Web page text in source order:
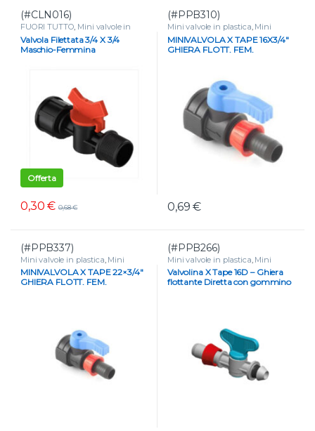
(#CLN016)
FUORI TUTTO, Mini valvole in
plastica ,Mini valvole portagomma
e tape,VALVOLE
Valvola Filettata 3/4 X 3/4
Maschio-Femmina
Offerta
0,30€ 0,68€
(#PPB310)
Mini valvole in plastica, Mini
valvole portagomma e tape,
VALVOLE
MINIVALVOLA X TAPE 16X3/4″
GHIERA FLOTT. FEM.
0,69€
(#PPB337)
Mini valvole in plastica Mini
valvole portagomma e tape
VALVOLE
MINIVALVOLA X TAPE 22×3/4″
GHIERA FLOTT. FEM.
(#PPB266)
Mini valvole in plastica Mini
valvole portagomma e tape
VALVOLE
Valvolina X Tape 16D – Ghiera
flottante Diretta con gommino